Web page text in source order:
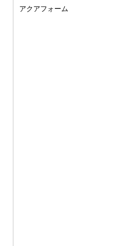
アクアフォーム